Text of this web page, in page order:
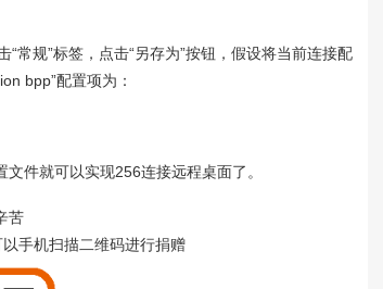
规”标签，点击“另存为”按钮，假设将当前连接配
bpp”配置项为：
件就可以实现256连接远程桌面了。
苦
手机扫描二维码进行捐赠